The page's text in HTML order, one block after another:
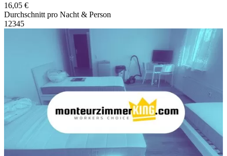
16,05 €
Durchschnitt pro Nacht & Person
1 2345